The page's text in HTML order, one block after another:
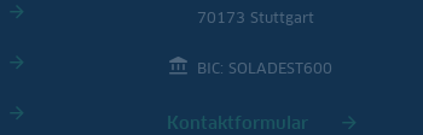
70173 Stuttgart
BIC: SOLADEST600
Kontaktformular